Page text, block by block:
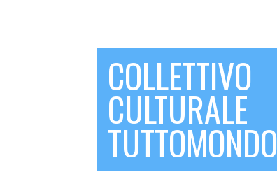
COLLETTIVO
CULTURALE
TUTTOMONDO